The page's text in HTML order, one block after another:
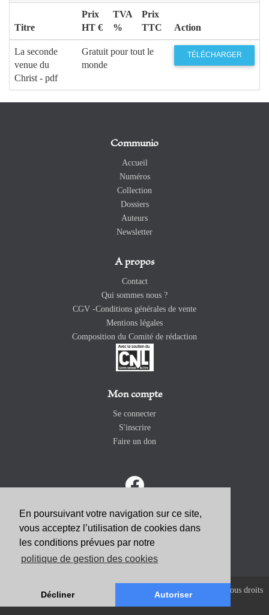
En poursuivant votre navigation sur ce site,
vous acceptez l’utilisation de cookies dans
les conditions prévues par notre
politique de gestion des cookies
Décliner Autoriser
Titre
Prix
HT €
TVA
%
Prix
TTC
Action
La seconde
venue du
Christ - pdf
Gratuit pour tout le
monde
TÉLÉCHARGER
Communio
Accueil
Numéros
Collection
Dossiers
Auteurs
Newsletter
A propos
Contact
Qui sommes nous ?
CGV -Conditions générales de vente
Mentions légales
Composition du Comité de rédaction
Mon compte
Se connecter
S'inscrire
Faire un don
ABONNEZ-VOUS
Copyright 2026 Revue Catholique Internationale COMMUNIO. Tous droits